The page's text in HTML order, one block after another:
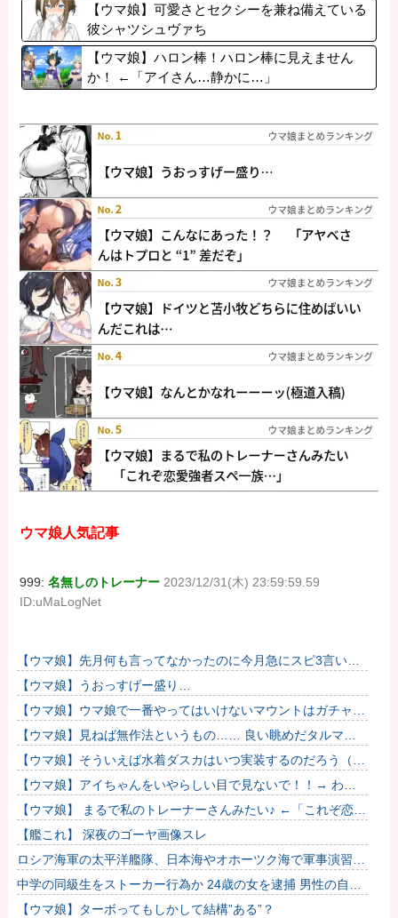
【ウマ娘】可愛さとセクシーを兼ね備えている
彼シャツシュヴァち
【ウマ娘】ハロン棒！ハロン棒に見えません
か！ ←「アイさん…静かに…」
ウマ娘人気記事
999:名無しのトレーナー 2023/12/31(木) 23:59:59.59
ID:uMaLogNet
【ウマ娘】先月何も言ってなかったのに今月急にスピ3言い出
したのが怪しいよな。
【ウマ娘】うおっすげー盛り…
【ウマ娘】ウマ娘で一番やってはいけないマウントはガチャで
も育成でもグッズでもなく、これ。
【ウマ娘】見ねば無作法というもの…… 良い眺めだタルマ
エ…（殴
【ウマ娘】そういえば水着ダスカはいつ実装するのだろう（ﾃﾞ
ｯｯｯ
【ウマ娘】アイちゃんをいやらしい目で見ないで！！→ わか
りました…
【ウマ娘】 まるで私のトレーナーさんみたい♪ ←「これぞ恋愛
強者スペ一族…」
【艦これ】 深夜のゴーヤ画像スレ
ロシア海軍の太平洋艦隊、日本海やオホーツク海で軍事演習開
始…ウクライナ支援続ける日本を威嚇か！
中学の同級生をストーカー行為か 24歳の女を逮捕 男性の自宅
に菓子や文庫本など繰り返し届ける / 兵庫県
【ウマ娘】ターボってもしかして結構”ある”？